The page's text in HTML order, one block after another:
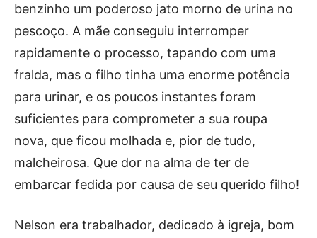
benzinho um poderoso jato morno de urina no
pescoço. A mãe conseguiu interromper
rapidamente o processo, tapando com uma
fralda, mas o filho tinha uma enorme potência
para urinar, e os poucos instantes foram
suficientes para comprometer a sua roupa
nova, que ficou molhada e, pior de tudo,
malcheirosa. Que dor na alma de ter de
embarcar fedida por causa de seu querido filho!
Nelson era trabalhador, dedicado à igreja, bom